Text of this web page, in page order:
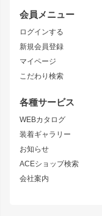
会員メニュー
ログインする
新規会員登録
マイページ
こだわり検索
各種サービス
WEBカタログ
装着ギャラリー
お知らせ
ACEショップ検索
会社案内
トレノ
マークX
ニッサン
S15 シルビア
S14 シルビア 後期
S13 シルビア
180SX
シルエイティ
スズキ
リアウイング
ジムニーパーツ
ホイール
MUD-S7
MUD-SR7